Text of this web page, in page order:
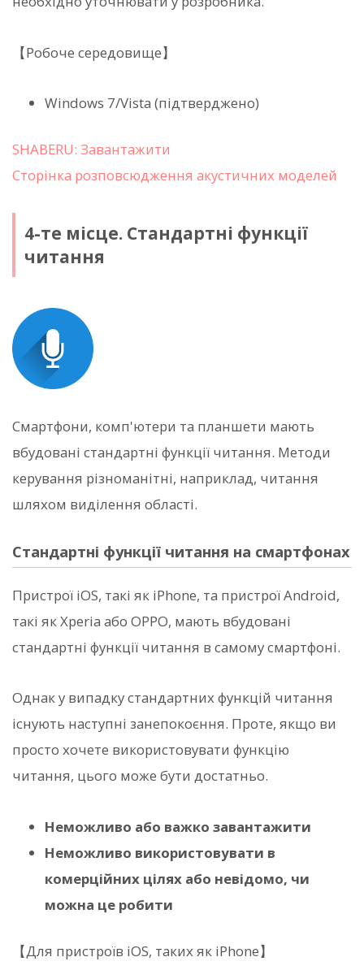
【Робоче середовище】
Windows 7/Vista (підтверджено)
SHABERU: Завантажити
Сторінка розповсюдження акустичних моделей
4-те місце. Стандартні функції
читання
Смартфони, комп'ютери та планшети мають
вбудовані стандартні функції читання. Методи
керування різноманітні, наприклад, читання
шляхом виділення області.
Стандартні функції читання на смартфонах
Пристрої iOS, такі як iPhone, та пристрої Android,
такі як Xperia або OPPO, мають вбудовані
стандартні функції читання в самому смартфоні.
Однак у випадку стандартних функцій читання
існують наступні занепокоєння. Проте, якщо ви
просто хочете використовувати функцію
читання, цього може бути достатньо.
Неможливо або важко завантажити
Неможливо використовувати в
комерційних цілях або невідомо, чи
можна це робити
【Для пристроїв iOS, таких як iPhone】